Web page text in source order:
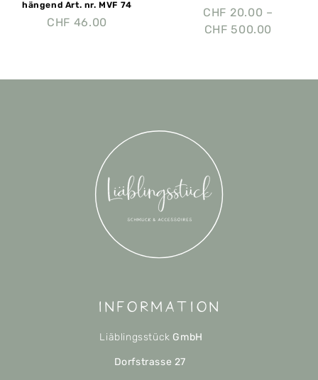
hängend Art. nr. MVF 74
CHF 46.00
CHF 20.00 –
CHF 500.00
Information
Liäblingsstück GmbH
Dorfstrasse 27